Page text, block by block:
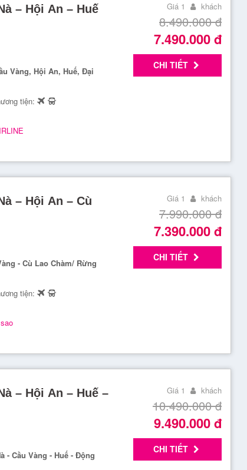
– Hội An – Huế
Vàng, Hội An, Huế, Đại
tiện:
Giá 1 khách
8.490.000đ
7.490.000đ
CHI TIẾT
– Hội An – Cù
- Cù Lao Chàm/ Rừng
tiện:
Giá 1 khách
7.990.000đ
7.390.000đ
CHI TIẾT
– Hội An – Huế –
- Cầu Vàng - Huế - Động
Giá 1 khách
10.490.000đ
9.490.000đ
CHI TIẾT